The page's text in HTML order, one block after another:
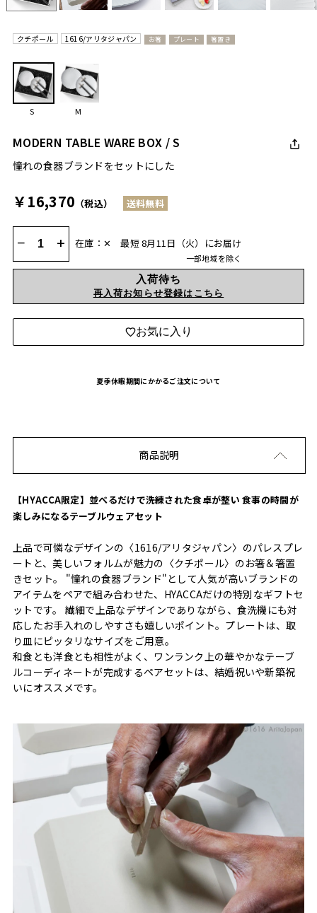
クチポール 1616/アリタジャパン お箸 プレート 箸置き
S M
MODERN TABLE WARE BOX / S
憧れの食器ブランドをセットにした
￥16,370 （税込） 送料無料
− + 在庫：✕ 最短 8月11日（火）にお届け
一部地域を除く
入荷待ち
再入荷お知らせ登録はこちら
お気に入り
夏季休暇期間にかかるご注文について
商品説明
【HYACCA限定】並べるだけで洗練された食卓が整い 食事の時間が
楽しみになるテーブルウェアセット
上品で可憐なデザインの〈1616/アリタジャパン〉のパレスプレ
ートと、美しいフォルムが魅力の〈クチポール〉のお箸＆箸置
きセット。 "憧れの食器ブランド"として人気が高いブランドの
アイテムをペアで組み合わせた、HYACCAだけの特別なギフトセ
ットです。 繊細で上品なデザインでありながら、食洗機にも対
応したお手入れのしやすさも嬉しいポイント。プレートは、取
り皿にピッタリなサイズをご用意。
和食とも洋食とも相性がよく、ワンランク上の華やかなテーブ
ルコーディネートが完成するペアセットは、結婚祝いや新築祝
いにオススメです。